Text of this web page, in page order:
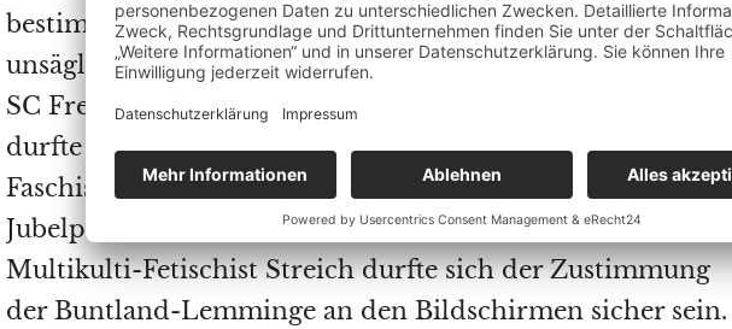
bestimmt für seine politische Selbstdarstellung nutzen.
unsägliche offensichtlich ultralinke ehemalige Trainer des
SC Freiburg,Christian Streich
durfte von seinen Angstphantasien um einen neuen
Faschismus in den USA berichten. Brav klatschten die
Jubelperser vor Ort im Studio – und der sozialistische
Multikulti-Fetischist Streich durfte sich der Zustimmung
der Buntland-Lemminge an den Bildschirmen sicher sein.